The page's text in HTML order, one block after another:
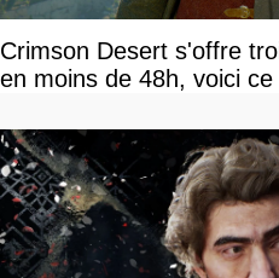
Crimson Desert s'offre
en moins de 48h, voici